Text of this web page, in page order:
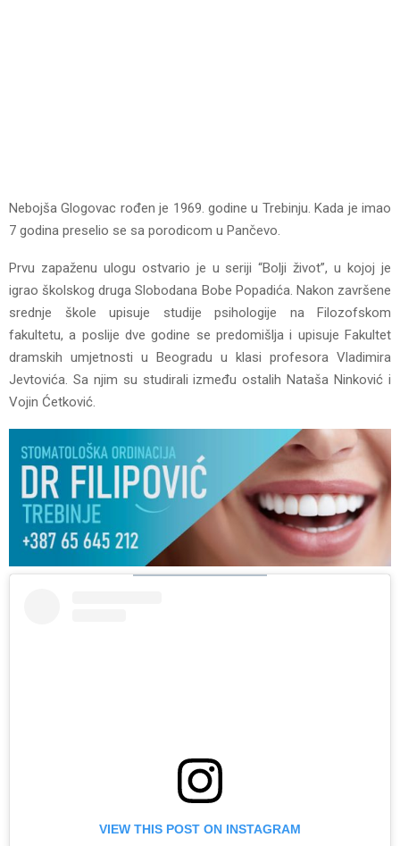
Nebojša Glogovac rođen je 1969. godine u Trebinju. Kada je imao
7 godina preselio se sa porodicom u Pančevo.
Prvu zapaženu ulogu ostvario je u seriji “Bolji život”, u kojoj je
igrao školskog druga Slobodana Bobe Popadića. Nakon završene
srednje škole upisuje studije psihologije na Filozofskom
fakultetu, a poslije dve godine se predomišlja i upisuje Fakultet
dramskih umjetnosti u Beogradu u klasi profesora Vladimira
Jevtovića. Sa njim su studirali između ostalih Nataša Ninković i
Vojin Ćetković.
VIEW THIS POST ON INSTAGRAM